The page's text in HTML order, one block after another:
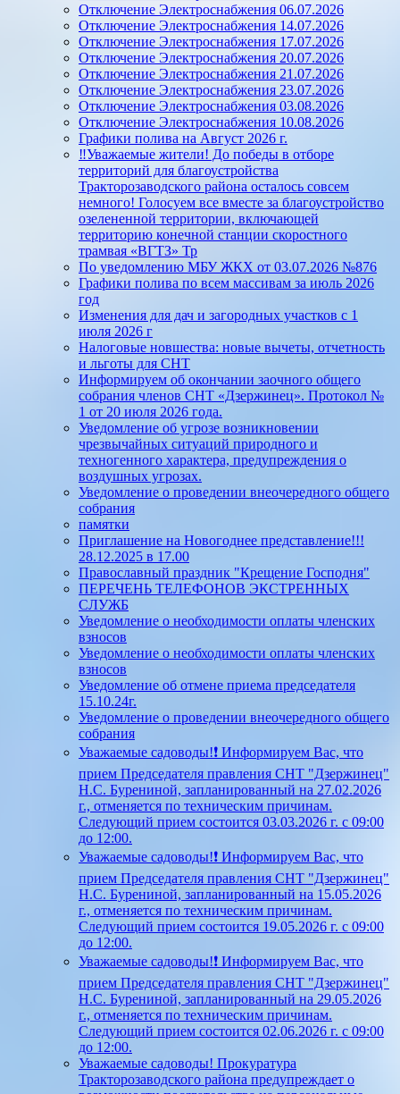
Отключение Электроснабжения 06.07.2026
Отключение Электроснабжения 14.07.2026
Отключение Электроснабжения 17.07.2026
Отключение Электроснабжения 20.07.2026
Отключение Электроснабжения 21.07.2026
Отключение Электроснабжения 23.07.2026
Отключение Электроснабжения 03.08.2026
Отключение Электроснабжения 10.08.2026
Графики полива на Август 2026 г.
‼️Уважаемые жители! До победы в отборе
территорий для благоустройства
Тракторозаводского района осталось совсем
немного! Голосуем все вместе за благоустройство
озелененной территории, включающей
территорию конечной станции скоростного
трамвая «ВГТЗ» Тр
По уведомлению МБУ ЖКХ от 03.07.2026 №876
Графики полива по всем массивам за июль 2026
год
Изменения для дач и загородных участков с 1
июля 2026 г
Налоговые новшества: новые вычеты, отчетность
и льготы для СНТ
Информируем об окончании заочного общего
собрания членов СНТ «Дзержинец». Протокол №
1 от 20 июля 2026 года.
Уведомление об угрозе возникновении
чрезвычайных ситуаций природного и
техногенного характера, предупреждения о
воздушных угрозах.
Уведомление о проведении внеочередного общего
собрания
памятки
Приглашение на Новогоднее представление!!!
28.12.2025 в 17.00
Православный праздник "Крещение Господня"
ПЕРЕЧЕНЬ ТЕЛЕФОНОВ ЭКСТРЕННЫХ
СЛУЖБ
Уведомление о необходимости оплаты членских
взносов
Уведомление о необходимости оплаты членских
взносов
Уведомление об отмене приема председателя
15.10.24г.
Уведомление о проведении внеочередного общего
собрания
Уважаемые садоводы!❗ Информируем Вас, что
прием Председателя правления СНТ "Дзержинец"
Н.С. Бурениной, запланированный на 27.02.2026
г., отменяется по техническим причинам.
Следующий прием состоится 03.03.2026 г. с 09:00
до 12:00.
Уважаемые садоводы!❗ Информируем Вас, что
прием Председателя правления СНТ "Дзержинец"
Н.С. Бурениной, запланированный на 15.05.2026
г., отменяется по техническим причинам.
Следующий прием состоится 19.05.2026 г. с 09:00
до 12:00.
Уважаемые садоводы!❗ Информируем Вас, что
прием Председателя правления СНТ "Дзержинец"
Н.С. Бурениной, запланированный на 29.05.2026
г., отменяется по техническим причинам.
Следующий прием состоится 02.06.2026 г. с 09:00
до 12:00.
Уважаемые садоводы! Прокуратура
Тракторозаводского района предупреждает о